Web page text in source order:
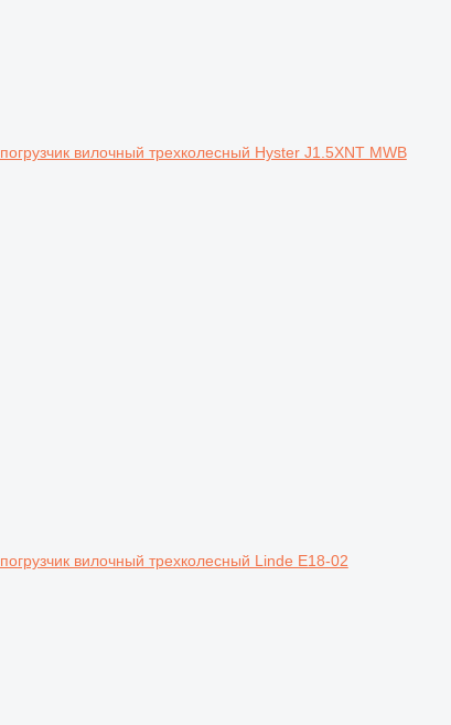
погрузчик вилочный трехколесный Hyster J1.5XNT MWB
погрузчик вилочный трехколесный Linde E18-02